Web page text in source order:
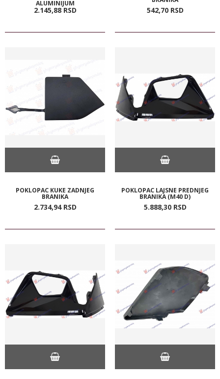
ALUMINIJUM
2.145,88 RSD 542,70 RSD
POKLOPAC KUKE ZADNJEG
BRANIKA
2.734,94 RSD
POKLOPAC LAJSNE PREDNJEG
BRANIKA (M40 D)
5.888,30 RSD